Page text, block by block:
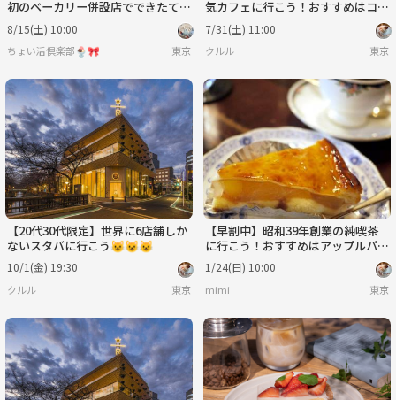
初のベーカリー併設店でできたてパ
ンを食べよう☕！
8/15(土) 10:00
ちょい活倶楽部🍨🎀 東京
気カフェに行こう！おすすめはココ
ナッツバナナプリン🌕🌕
7/31(土) 11:00
クルル 東京
【20代30代限定】世界に6店舗しか
ないスタバに行こう😺😺😺
10/1(金) 19:30
クルル 東京
【早割中】昭和39年創業の純喫茶
に行こう！おすすめはアップルパイ
です🧇🧇
1/24(日) 10:00
mimi 東京